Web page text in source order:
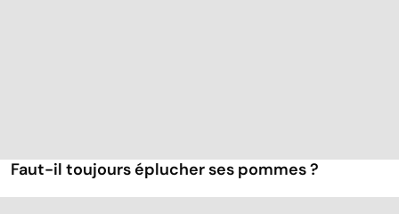
Faut-il toujours éplucher ses pommes ?